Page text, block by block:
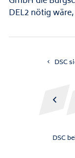
DEL2 nötig
DSC

DSC